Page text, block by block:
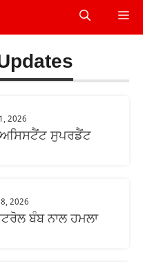
2026
ਅਸਿਸਟੈਂਟ ਸੁਪਰਡੈਂਟ
2026
ਬੰਬ ਨਾਲ ਹਮਲਾ